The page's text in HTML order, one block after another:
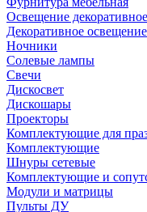
Освещение декоративное
Декоративное
Ночники
Солевые лампы
Свечи
Дискосвет
Дискошары
Проекторы
Комплектующие для
Комплектующие
Шнуры сетевые
Комплектующие и
Модули и матрицы
Пульты ДУ